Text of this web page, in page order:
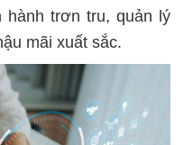
hành trơn tru, quản lý
mãi xuất sắc.